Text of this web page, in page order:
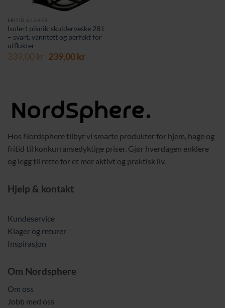
FRITID & LEKER
Isolert piknik-skulderveske 28 L
– svart, vanntett og perfekt for
utflukter
339,00kr Opprinnelig
239,00krNåværende
Hos Nordsphere tilbyr vi smarte produkter for hjem, hage og
fritid til konkurransedyktige priser. Gjør hverdagen enklere
og legg til rette for et mer aktivt og praktisk liv.
Hjelp & kontakt
Kundeservice
Klager og returer
Inspirasjon
Om Nordsphere
Om oss
Jobb med oss